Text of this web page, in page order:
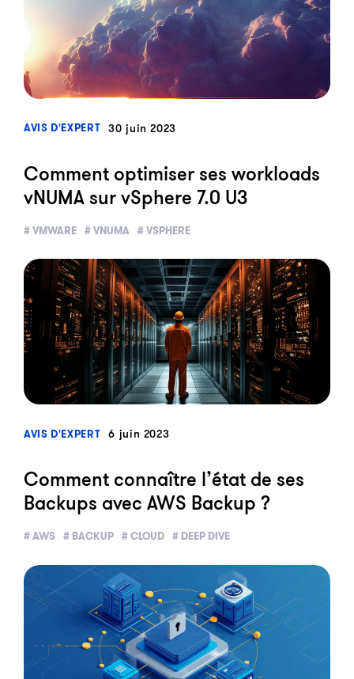
AVIS D'EXPERT 30 juin 2023
Comment optimiser ses workloads
vNUMA sur vSphere 7.0 U3
# VMWARE # VNUMA # VSPHERE
AVIS D'EXPERT 6 juin 2023
Comment connaître l’état de ses
Backups avec AWS Backup ?
# AWS # BACKUP # CLOUD # DEEP DIVE